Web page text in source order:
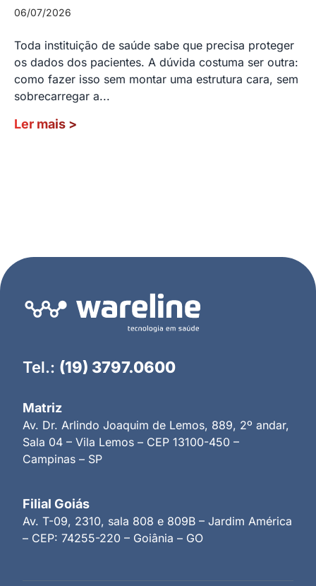
06/07/2026
Toda instituição de saúde sabe que precisa proteger
os dados dos pacientes. A dúvida costuma ser outra:
como fazer isso sem montar uma estrutura cara, sem
sobrecarregar a...
Ler mais >
Tel.: (19) 3797.0600
Matriz
Av. Dr. Arlindo Joaquim de Lemos, 889, 2º andar,
Sala 04 – Vila Lemos – CEP 13100-450 –
Campinas – SP
Filial Goiás
Av. T-09, 2310, sala 808 e 809B – Jardim América
– CEP: 74255-220 – Goiânia – GO